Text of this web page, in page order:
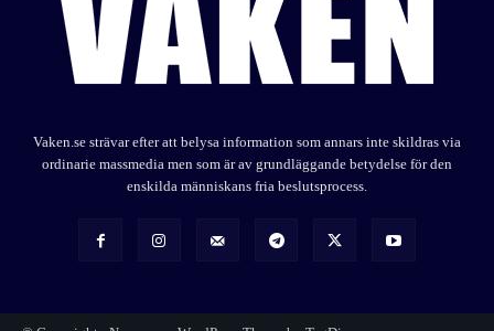
Vaken.se strävar efter att belysa information som annars inte skildras via
ordinarie massmedia men som är av grundläggande betydelse för den
enskilda människans fria beslutsprocess.